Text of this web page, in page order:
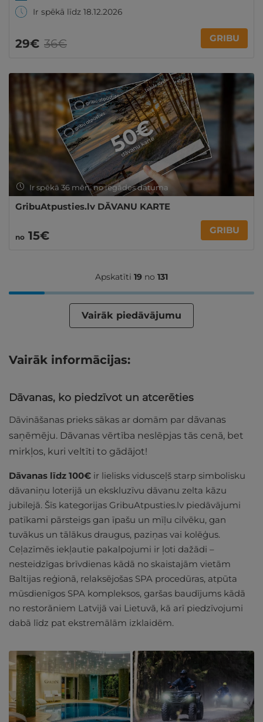
Ir spēkā līdz 18.12.2026
29€ 36€ GRIBU
Ir spēkā 36 mēn. no iegādes datuma
GribuAtpusties.lv DĀVANU KARTE
no 15€ GRIBU
Apskatīti 19 no 131
Vairāk piedāvājumu
Vairāk informācijas:
Dāvanas, ko piedzīvot un atcerēties
Dāvināšanas prieks sākas ar domām par dāvanas
saņēmēju. Dāvanas vērtība neslēpjas tās cenā, bet
mirkļos, kuri veltīti to gādājot!
Dāvanas līdz 100€ ir lielisks vidusceļš starp simbolisku
dāvaniņu loterijā un ekskluzīvu dāvanu zelta kāzu
jubilejā. Šīs kategorijas GribuAtpusties.lv piedāvājumi
patīkami pārsteigs gan īpašu un mīļu cilvēku, gan
tuvākus un tālākus draugus, paziņas vai kolēģus.
Ceļazīmēs iekļautie pakalpojumi ir ļoti dažādi –
nesteidzīgas brīvdienas kādā no skaistajām vietām
Baltijas reģionā, relaksējošas SPA procedūras, atpūta
mūsdienīgos SPA kompleksos, garšas baudījums kādā
no restorāniem Latvijā vai Lietuvā, kā arī piedzīvojumi
dabā līdz pat ekstremālām izklaidēm.